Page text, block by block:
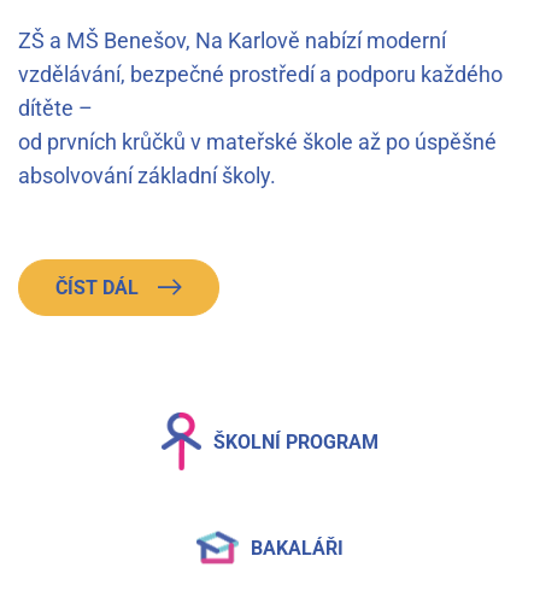
ZŠ a MŠ Benešov, Na Karlově nabízí moderní
vzdělávání, bezpečné prostředí a podporu každého
dítěte –
od prvních krůčků v mateřské škole až po úspěšné
absolvování základní školy.
ČÍST DÁL
ŠKOLNÍ PROGRAM
BAKALÁŘI